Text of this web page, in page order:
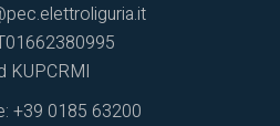
KUPCRMI
+39 0185 63200